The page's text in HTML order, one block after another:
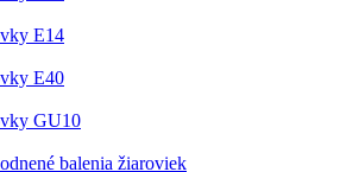
E14
E40
GU10
balenia žiaroviek